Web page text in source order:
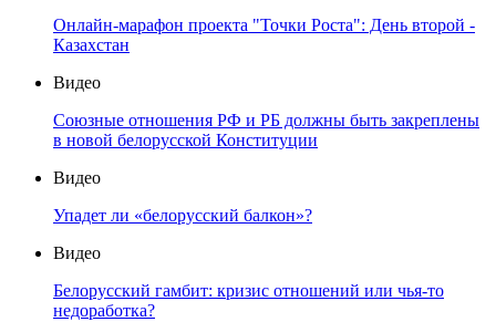
Онлайн-марафон проекта "Точки Роста": День второй -
Казахстан
Видео
Союзные отношения РФ и РБ должны быть закреплены
в новой белорусской Конституции
Видео
Упадет ли «белорусский балкон»?
Видео
Белорусский гамбит: кризис отношений или чья-то
недоработка?